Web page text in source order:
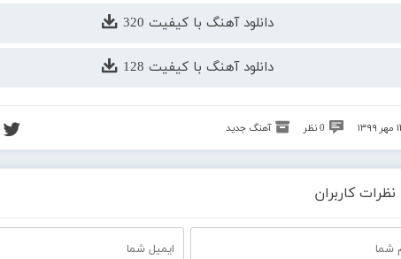
دانلود آهنگ با کیفیت 320
دانلود آهنگ با کیفیت 128
0 نظر آهنگ جدید
نظرات کاربران